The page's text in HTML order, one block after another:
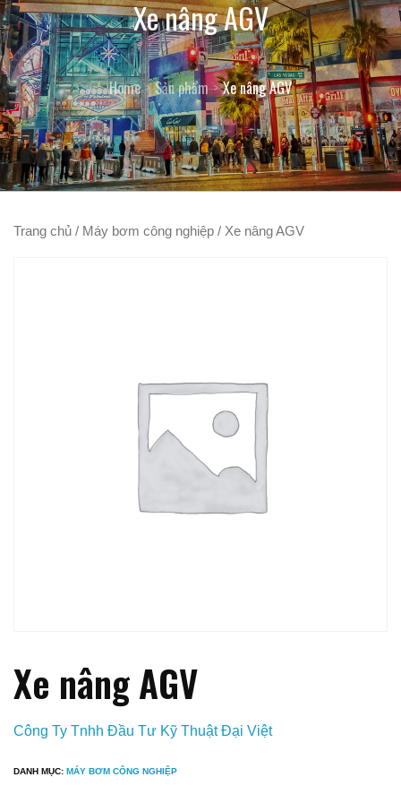
Xe nâng AGV
Home Sản phẩm Xe nâng AGV
Trang chủ / Máy bơm công nghiệp / Xe nâng AGV
Xe nâng AGV
Công Ty Tnhh Đầu Tư Kỹ Thuật Đại Việt
DANH MỤC: MÁY BƠM CÔNG NGHIỆP